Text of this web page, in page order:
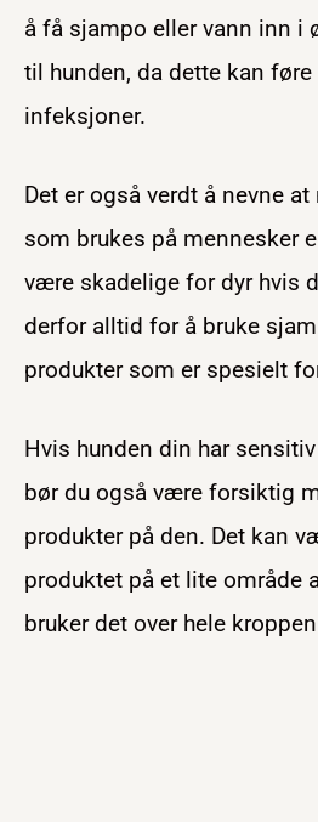
å få sjampo eller vann inn i
til hunden, da dette kan
infeksjoner.
Det er også verdt å nevne
som brukes på mennesker
være skadelige for dyr hvis
derfor alltid for å bruke
produkter som er spesielt
Hvis hunden din har
bør du også være forsiktig
produkter på den. Det kan
produktet på et lite område
bruker det over hele